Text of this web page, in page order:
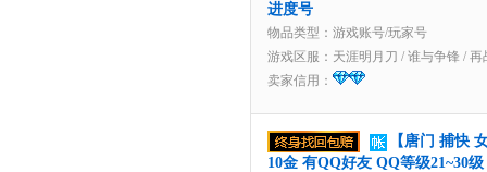
进度号
物品类型：游戏账号/玩家号
游戏区服： 天涯明月刀 / 谁与争锋 / 再
卖家信用：
【唐门 捕快
10金 有QQ好友 QQ等级21~30